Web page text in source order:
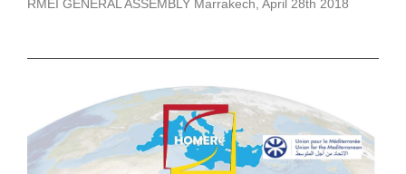
RMEI GENERAL ASSEMBLY Marrakech, April 28th 2018